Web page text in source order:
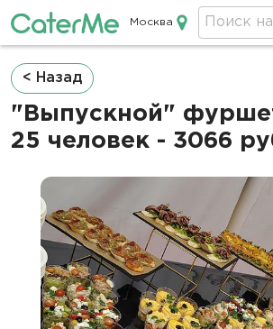
Кейтеринг в
Москва
Строка
навигации
< Назад
"Выпускной"
25 человек - 3066